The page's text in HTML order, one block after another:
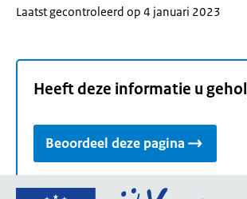
Laatst gecontroleerd op 4 januari 2023
Heeft deze informatie u
Beoordeel deze pagina